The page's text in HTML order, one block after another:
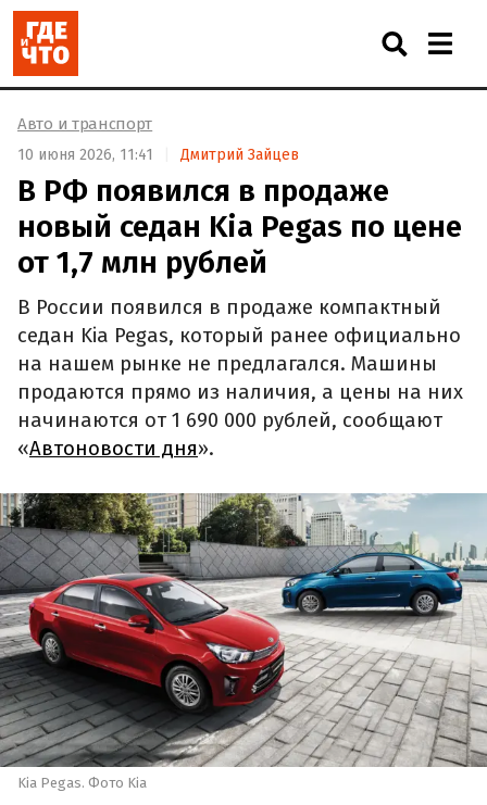
Авто и транспорт
10 июня 2026, 11:41 Дмитрий Зайцев
В РФ появился в продаже
новый седан Kia Pegas по цене
от 1,7 млн рублей
В России появился в продаже компактный
седан Kia Pegas, который ранее официально
на нашем рынке не предлагался. Машины
продаются прямо из наличия, а цены на них
начинаются от 1 690 000 рублей, сообщают
«Автоновости дня».
Kia Pegas. Фото Kia